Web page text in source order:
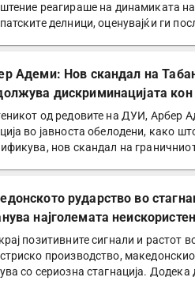
реагираше на динамиката
делници, оценувајќи ги
Адеми: Нов скандал на
дискриминацијата кон
од редовите на ДУИ, Арбер
во јавноста обелодени, како
нов скандал на
рударство во
најголемата
раст
позитивните сигнали и растот
производство,
со сериозна стагнација.